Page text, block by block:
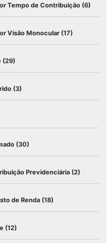
Tempo de Contribuição (6)
Visão Monocular (17)
(29)
(3)
(30)
Previdenciária (2)
de Renda (18)
(12)